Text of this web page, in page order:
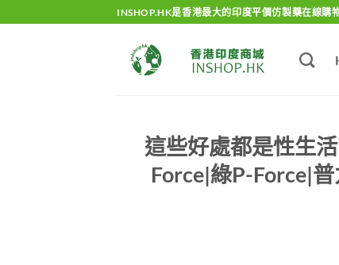
to
INSHOP.HK是香港最大的印度平價仿製藥在線購
這些好處都是性生
Force|綠P-Force|